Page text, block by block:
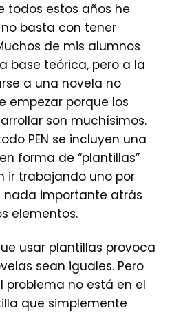
todos estos años he
basta con tener
de mis alumnos
base teórica, pero a la
a una novela no
empezar porque los
son muchísimos.
PEN se incluyen una
forma de “plantillas”
ir trabajando uno por
nada importante atrás
elementos.
usar plantillas provoca
sean iguales. Pero
problema no está en el
que simplemente